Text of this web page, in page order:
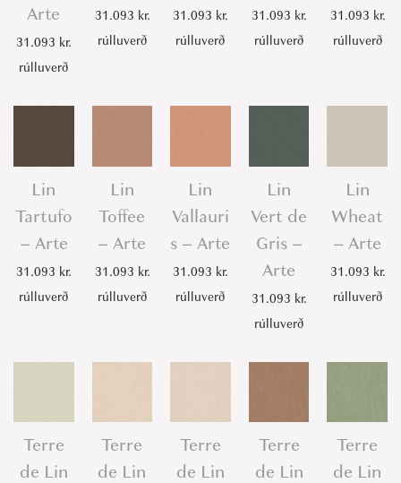
Arte
31.093 kr.
rúlluverð
31.093 kr.
rúlluverð
31.093 kr.
rúlluverð
31.093 kr.
rúlluverð
31.093 kr.
rúlluverð
Lin
Tartufo
– Arte
31.093 kr.
rúlluverð
Lin
Toffee
– Arte
31.093 kr.
rúlluverð
Lin
Vallauri
s – Arte
31.093 kr.
rúlluverð
Lin
Vert de
Gris –
Arte
31.093 kr.
rúlluverð
Lin
Wheat
– Arte
31.093 kr.
rúlluverð
Terre
de Lin
Terre
de Lin
Terre
de Lin
Terre
de Lin
Terre
de Lin